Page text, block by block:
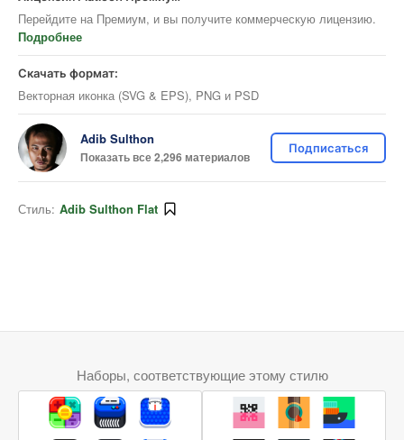
Перейдите на Премиум, и вы получите коммерческую лицензию.
Подробнее
Скачать формат:
Векторная иконка (SVG & EPS), PNG и PSD
Adib Sulthon
Показать все 2,296 материалов
Подписаться
Стиль: Adib Sulthon Flat
Наборы, соответствующие этому стилю